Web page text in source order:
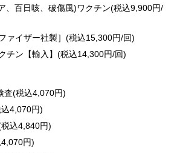
、百日咳、破傷風)ワクチン(税込9,900円/
ァイザー社製］(税込15,300円/回)
チン【輸入】(税込14,300円/回)
査(税込4,070円)
4,070円)
込4,840円)
円)